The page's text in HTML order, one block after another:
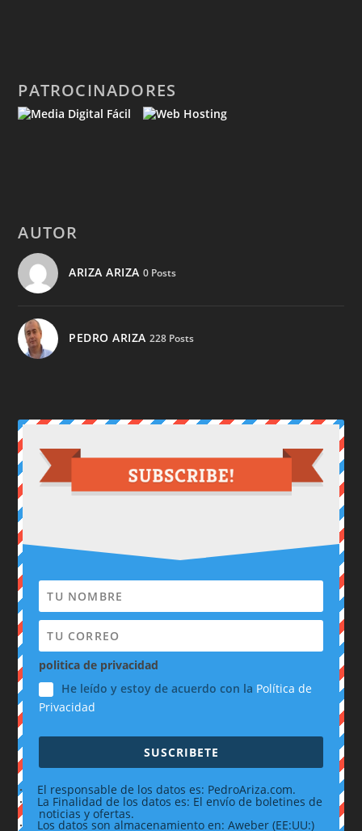
PATROCINADORES
AUTOR
ARIZA ARIZA 0 Posts
PEDRO ARIZA 228 Posts
politica de privacidad
He leído y estoy de acuerdo con la Política de
Privacidad
SUSCRIBETE
· El responsable de los datos es: PedroAriza.com.
· La Finalidad de los datos es: El envío de boletines de
noticias y ofertas.
· Los datos son almacenamiento en: Aweber (EE:UU:)